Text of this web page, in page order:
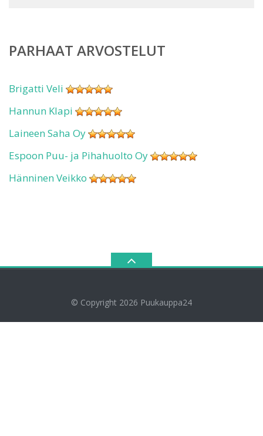
PARHAAT ARVOSTELUT
Brigatti Veli
Hannun Klapi
Laineen Saha Oy
Espoon Puu- ja Pihahuolto Oy
Hänninen Veikko
© Copyright 2026 Puukauppa24